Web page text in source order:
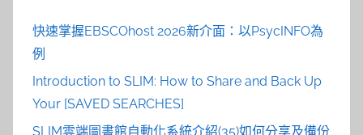
快速掌握EBSCOhost 2026新介面：以PsycINFO為
例
Introduction to SLIM: How to Share and Back Up
Your [SAVED SEARCHES]
SLIM雲端圖書館自動化系統介紹(35)如何分享及備份